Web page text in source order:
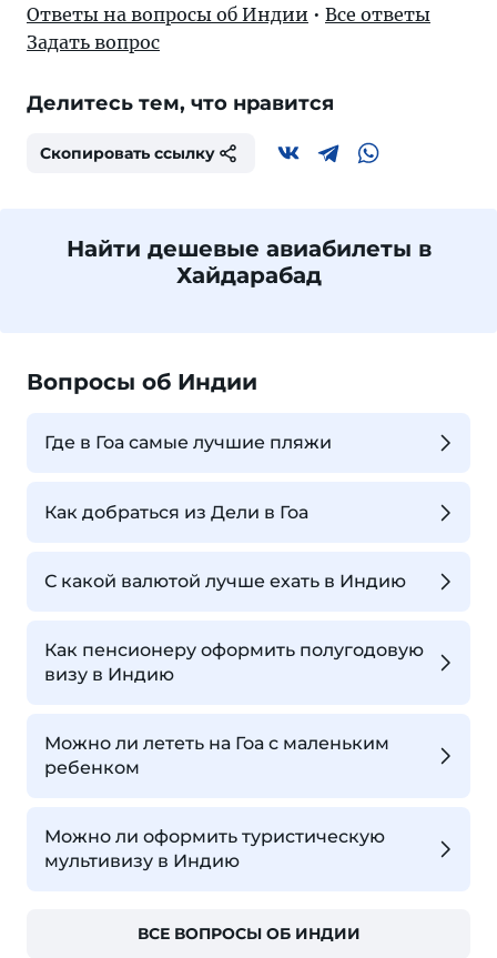
Ответы на вопросы об Индии • Все ответы
Задать вопрос
Делитесь тем, что нравится
Скопировать ссылку
Найти дешевые авиабилеты в
Хайдарабад
Вопросы об Индии
Где в Гоа самые лучшие пляжи
Как добраться из Дели в Гоа
С какой валютой лучше ехать в Индию
Как пенсионеру оформить полугодовую
визу в Индию
Можно ли лететь на Гоа с маленьким
ребенком
Можно ли оформить туристическую
мультивизу в Индию
ВСЕ ВОПРОСЫ ОБ ИНДИИ